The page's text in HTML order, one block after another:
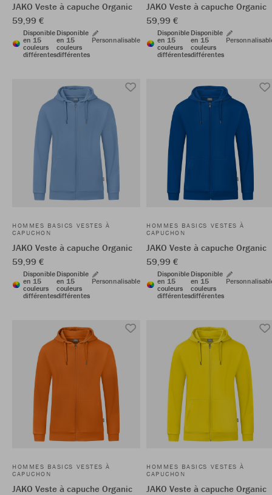
JAKO Veste à capuche Organic
59,99 €
Disponible
en 15
couleurs
différentes
Disponible
en 15
couleurs
différentes
Personnalisable
JAKO Veste à capuche Organic
59,99 €
Disponible
en 15
couleurs
différentes
Disponible
en 15
couleurs
différentes
HOMMES BASICS VESTES À
CAPUCHON
JAKO Veste à capuche Organic
59,99 €
Disponible
en 15
couleurs
différentes
Disponible
en 15
couleurs
différentes
Personnalisable
HOMMES BASICS VESTES À
CAPUCHON
JAKO Veste à capuche Organic
59,99 €
Disponible
en 15
couleurs
différentes
Disponible
en 15
couleurs
différentes
HOMMES BASICS VESTES À
CAPUCHON
JAKO Veste à capuche Organic
HOMMES BASICS VESTES À
CAPUCHON
JAKO Veste à capuche Organic